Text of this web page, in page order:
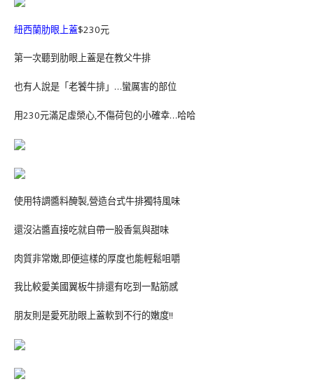
紐西蘭肋眼上蓋$230元
第一次聽到肋眼上蓋是在教父牛排
也有人說是「老饕牛排」…蠻厲害的部位
用230元滿足虛榮心,不傷荷包的小確幸…哈哈
使用特調醬料醃製,營造台式牛排獨特風味
還沒沾醬直接吃就自帶一股香氣與甜味
肉質非常嫩,即便這樣的厚度也能輕鬆咀嚼
我比較愛美國翼板牛排還有吃到一點筋感
朋友則是愛死肋眼上蓋軟到不行的嫩度!!